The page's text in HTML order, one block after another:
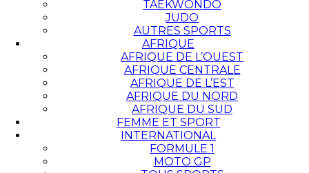
TAEKWONDO
JUDO
AUTRES SPORTS
AFRIQUE
AFRIQUE DE L’OUEST
AFRIQUE CENTRALE
AFRIQUE DE L’EST
AFRIQUE DU NORD
AFRIQUE DU SUD
FEMME ET SPORT
INTERNATIONAL
FORMULE 1
MOTO GP